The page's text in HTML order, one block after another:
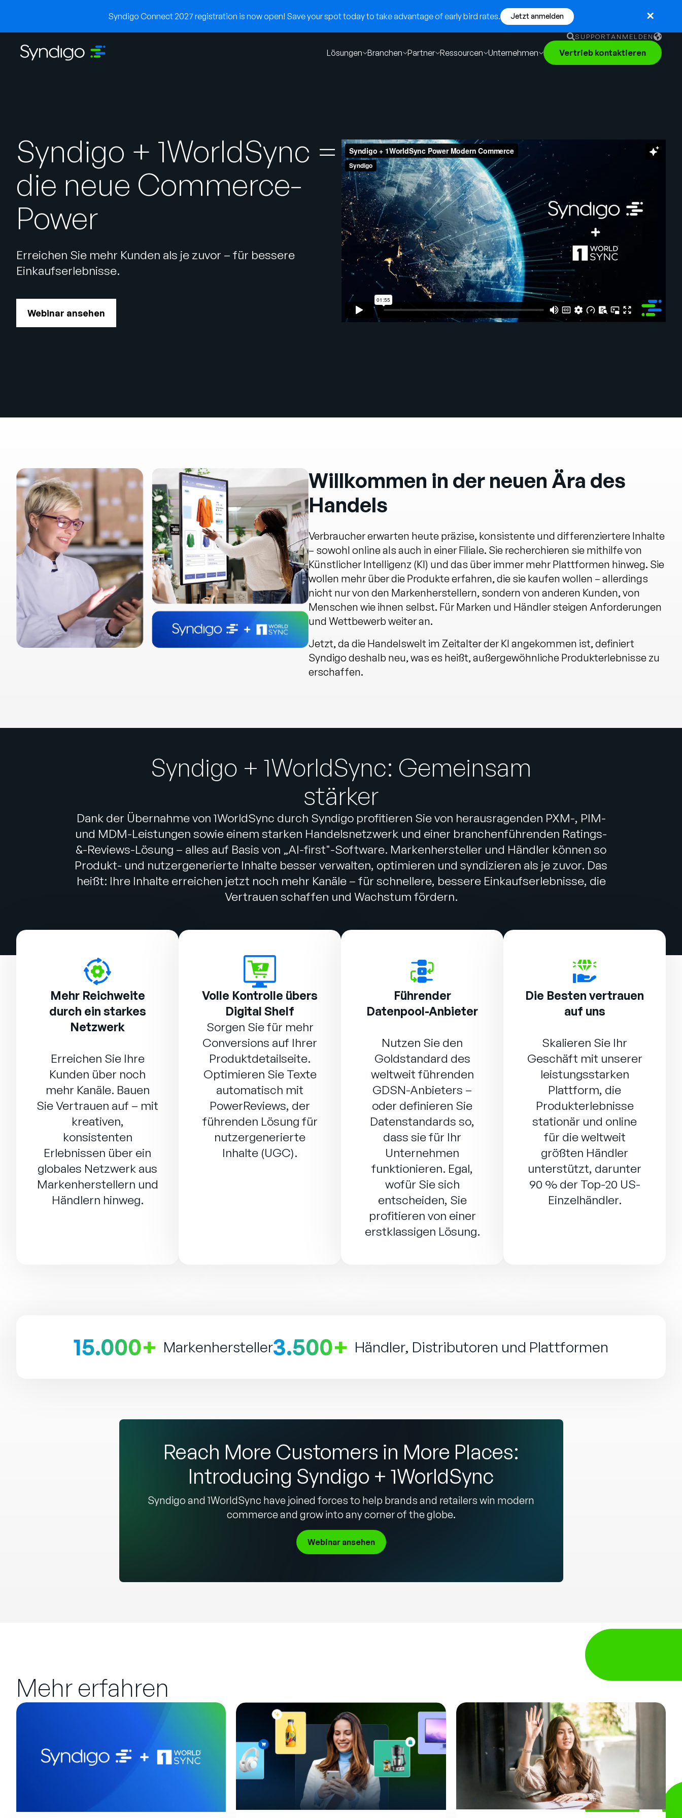
Syndigo Connect 2027 registration is now open! Save your spot today to take advantage of early bird rates. Jetzt anmelden
SUPPORTANMELDEN
English
German
Lösungen Branchen Partner Ressourcen Unternehmen Vertrieb kontaktieren
Syndigo + 1WorldSync =
die neue Commerce-
Power
Erreichen Sie mehr Kunden als je zuvor – für bessere
Einkaufserlebnisse.
Webinar ansehen
Willkommen in der neuen Ära des
Handels
Verbraucher erwarten heute präzise, konsistente und differenziertere Inhalte
– sowohl online als auch in einer Filiale. Sie recherchieren sie mithilfe von
Künstlicher Intelligenz (KI) und das über immer mehr Plattformen hinweg. Sie
wollen mehr über die Produkte erfahren, die sie kaufen wollen – allerdings
nicht nur von den Markenherstellern, sondern von anderen Kunden, von
Menschen wie ihnen selbst. Für Marken und Händler steigen Anforderungen
und Wettbewerb weiter an.
Jetzt, da die Handelswelt im Zeitalter der KI angekommen ist, definiert
Syndigo deshalb neu, was es heißt, außergewöhnliche Produkterlebnisse zu
erschaffen.
Syndigo + 1WorldSync: Gemeinsam
stärker
Dank der Übernahme von 1WorldSync durch Syndigo profitieren Sie von herausragenden PXM-, PIM-
und MDM-Leistungen sowie einem starken Handelsnetzwerk und einer branchenführenden Ratings-
&-Reviews-Lösung – alles auf Basis von „AI-first"-Software. Markenhersteller und Händler können so
Produkt- und nutzergenerierte Inhalte besser verwalten, optimieren und syndizieren als je zuvor. Das
heißt: Ihre Inhalte erreichen jetzt noch mehr Kanäle – für schnellere, bessere Einkaufserlebnisse, die
Vertrauen schaffen und Wachstum fördern.
Mehr Reichweite
durch ein starkes
Netzwerk
Erreichen Sie Ihre
Kunden über noch
mehr Kanäle. Bauen
Sie Vertrauen auf – mit
kreativen,
konsistenten
Erlebnissen über ein
globales Netzwerk aus
Markenherstellern und
Händlern hinweg.
Volle Kontrolle übers
Digital Shelf
Sorgen Sie für mehr
Conversions auf Ihrer
Produktdetailseite.
Optimieren Sie Texte
automatisch mit
PowerReviews, der
führenden Lösung für
nutzergenerierte
Inhalte (UGC).
Führender
Datenpool-Anbieter
Nutzen Sie den
Goldstandard des
weltweit führenden
GDSN-Anbieters –
oder definieren Sie
Datenstandards so,
dass sie für Ihr
Unternehmen
funktionieren. Egal,
wofür Sie sich
entscheiden, Sie
profitieren von einer
erstklassigen Lösung.
Die Besten vertrauen
auf uns
Skalieren Sie Ihr
Geschäft mit unserer
leistungsstarken
Plattform, die
Produkterlebnisse
stationär und online
für die weltweit
größten Händler
unterstützt, darunter
90 % der Top-20 US-
Einzelhändler.
15.000+ Markenhersteller3.500+ Händler, Distributoren und Plattformen
Reach More Customers in More Places:
Introducing Syndigo + 1WorldSync
Syndigo and 1WorldSync have joined forces to help brands and retailers win modern
commerce and grow into any corner of the globe.
Webinar ansehen
Mehr erfahren